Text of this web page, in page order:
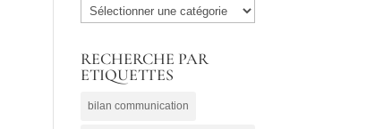
RECHERCHE
CATEGORIES
RECHERCHE PAR
ETIQUETTES
bilan communication